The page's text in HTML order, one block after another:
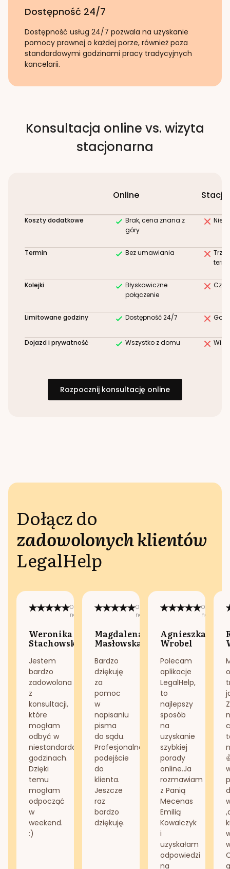
Dostępność 24/7
Dostępność usług 24/7 pozwala na uzyskanie
pomocy prawnej o każdej porze, również poza
standardowymi godzinami pracy tradycyjnych
kancelarii.
Konsultacja online vs. wizyta
stacjonarna
Online
Koszty dodatkowe
Brak, cena znana z
góry
Termin Bez umawiania
Kolejki
Błyskawiczne
połączenie
Limitowane godziny Dostępność 24/7
Dojazd i prywatność Wszystko z domu
Rozpocznij konsultację online
Dołącz do
zadowolonych klientów
LegalHelp
Opublikowano
na:
Weronika
Stachowska
Jestem
bardzo
zadowolona
z
konsultacji,
które
mogłam
odbyć w
niestandardowych
godzinach.
Dzięki
temu
mogłam
odpocząć
w
weekend.
:)
Opublikowano
na:
Magdalena
Masłowska
Bardzo
dziękuję
za
pomoc
w
napisaniu
pisma
do sądu.
Profesjonalne
podejście
do
klienta.
Jeszcze
raz
bardzo
dziękuję.
na:
Agnieszka
Wrobel
Polecam
aplikacje
LegalHelp,
to
najlepszy
sposób
na
uzyskanie
szybkiej
porady
online.Ja
rozmawiam
z Panią
Mecenas
Emilią
Kowalczyk
i
uzyskałam
odpowiedzi
na